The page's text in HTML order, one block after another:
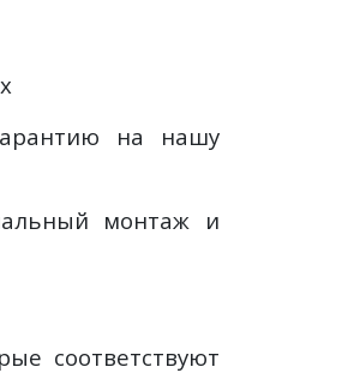
на нашу
монтаж и
соответствуют